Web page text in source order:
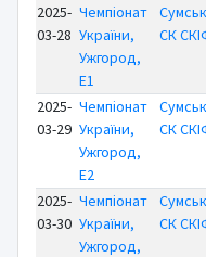
2025-
03-28
Чемпіонат
України,
Ужгород,
E1
СК
2025-
03-29
Чемпіонат
України,
Ужгород,
E2
СК
2025-
03-30
Чемпіонат
України,
Ужгород,
СК